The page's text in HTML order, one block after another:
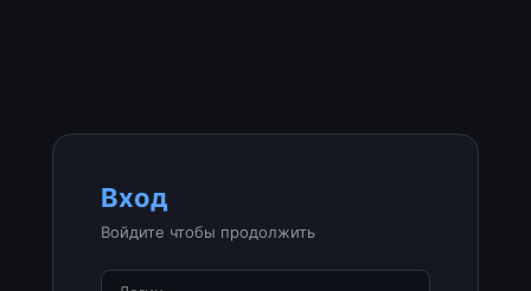
Вход
Войдите чтобы продолжить